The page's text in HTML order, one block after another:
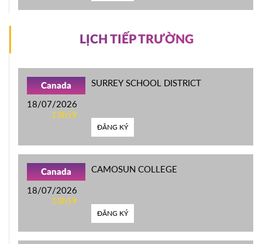
LỊCH TIẾP TRƯỜNG
Canada
18/07/2026
13h59
SURREY SCHOOL DISTRICT
ĐĂNG KÝ
Canada
18/07/2026
13h59
CAMOSUN COLLEGE
ĐĂNG KÝ